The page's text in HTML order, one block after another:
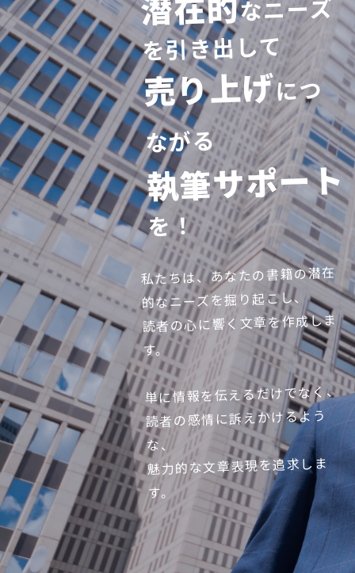
なニーズ
を引き出して
売り上げにつ
ながる
執筆サポート
を！
私たちは、あなたの書籍の潜在
的なニーズを掘り起こし、
読者の心に響く文章を作成しま
す。
単に情報を伝えるだけでなく、
読者の感情に訴えかけるよう
な、
魅力的な文章表現を追求しま
す。